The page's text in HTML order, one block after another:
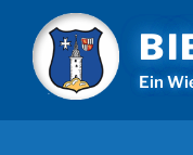
Inhalt
springen
Ein